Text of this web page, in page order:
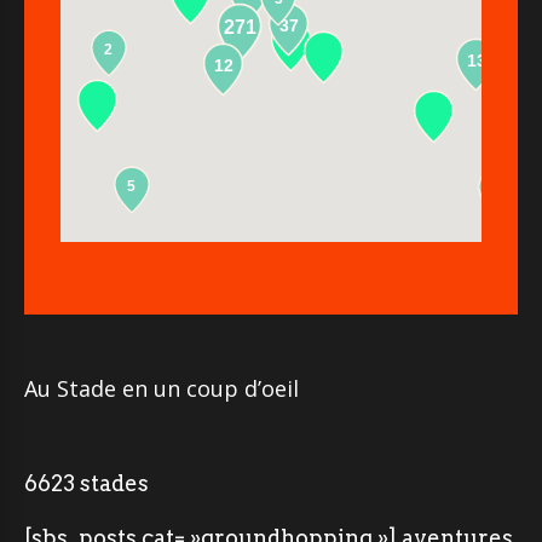
271
13
37
2
5
12
Au Stade en un coup d’oeil
6623 stades